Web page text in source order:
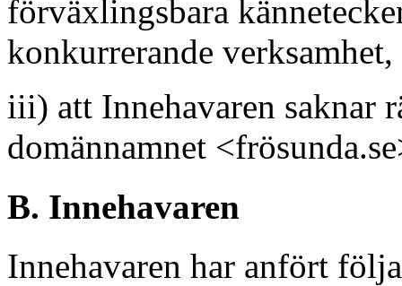
förväxlingsbara
konkurrerande
iii) att Innehavaren saknar
domännamnet
B. Innehavaren
Innehavaren har anfört